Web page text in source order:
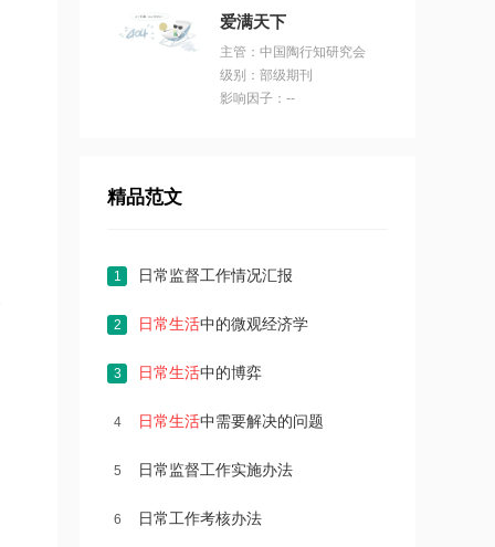
爱满天下
主管：中国陶行知研究会
级别：部级期刊
影响因子：--
精品范文
1 日常监督工作情况汇报
2 日常生活中的微观经济学
3 日常生活中的博弈
4 日常生活中需要解决的问题
5 日常监督工作实施办法
6 日常工作考核办法